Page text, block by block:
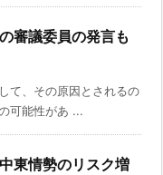
審議委員の発言も
て、その原因とされるの
可能性があ ...
東情勢のリスク増